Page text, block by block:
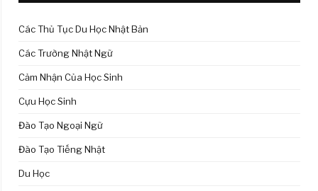
Các Thủ Tục Du Học Nhật Bản
Các Trường Nhật Ngữ
Cảm Nhận Của Học Sinh
Cựu Học Sinh
Đào Tạo Ngoại Ngữ
Đào Tạo Tiếng Nhật
Du Học